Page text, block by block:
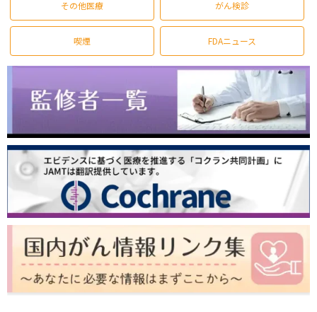
その他医療 がん検診
喫煙 FDAニュース